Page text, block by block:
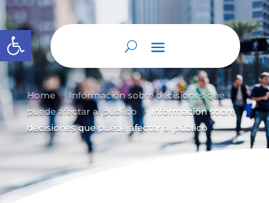
Abrir barra de herramientas
Home 9 Información sobre decisiones que
puede afectar al público 9 Información sobre
decisiones que puede afectar al público